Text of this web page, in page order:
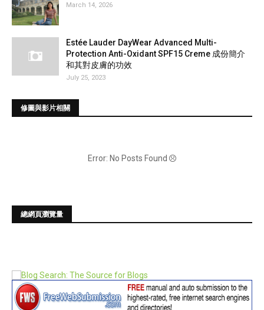
March 14, 2026
Estée Lauder DayWear Advanced Multi-
Protection Anti-Oxidant SPF15 Creme 成份簡介
和其對皮膚的功效
July 25, 2023
修圖與影片相關
Error: No Posts Found
總網頁瀏覽量